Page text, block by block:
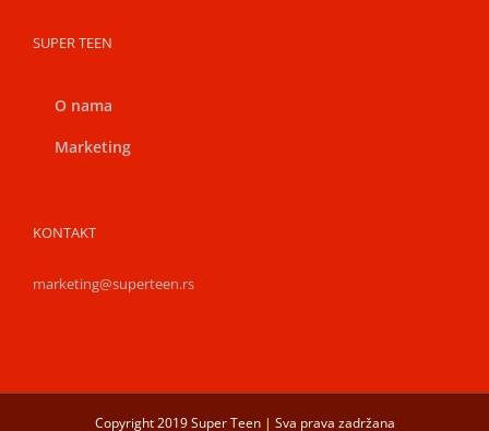
SUPER TEEN
O nama
Marketing
KONTAKT
marketing@superteen.rs
Copyright 2019 Super Teen | Sva prava zadržana